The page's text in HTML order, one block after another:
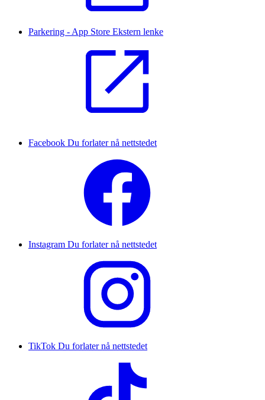
Parkering - App Store Ekstern lenke
Facebook Du forlater nå nettstedet
Instagram Du forlater nå nettstedet
TikTok Du forlater nå nettstedet